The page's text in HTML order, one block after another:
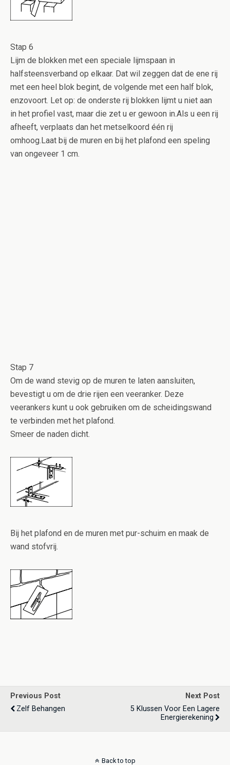
Stap 6
Lijm de blokken met een speciale lijmspaan in
halfsteensverband op elkaar. Dat wil zeggen dat de ene rij
met een heel blok begint, de volgende met een half blok,
enzovoort. Let op: de onderste rij blokken lijmt u niet aan
in het profiel vast, maar die zet u er gewoon in.Als u een rij
afheeft, verplaats dan het metselkoord één rij
omhoog.Laat bij de muren en bij het plafond een speling
van ongeveer 1 cm.
Stap 7
Om de wand stevig op de muren te laten aansluiten,
bevestigt u om de drie rijen een veeranker. Deze
veerankers kunt u ook gebruiken om de scheidingswand
te verbinden met het plafond.
Smeer de naden dicht.
Bij het plafond en de muren met pur-schuim en maak de
wand stofvrij.
Previous Post
Zelf Behangen
Next Post
5 Klussen Voor Een Lagere
Energierekening
Back to top